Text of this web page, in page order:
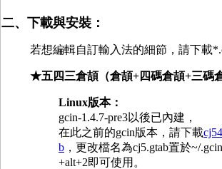
二、下載與安裝：
若想編輯自訂輸入法的細節，請下載
★五四三倉頡（倉頡+四碼倉頡+三碼
Linux版本：
gcin-1.4.7-pre3以後已內建，
在此之前的gcin版本，請下載
b ，更改檔名為cj5.gtab置於~/
+alt+2即可使用。